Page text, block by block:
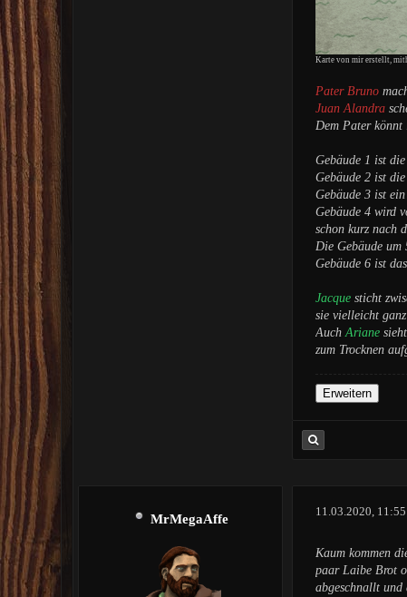
Karte von mir erstellt,
Pater Bruno
Juan Alandra
Dem Pater könnt
Gebäude 1 ist
Gebäude 2 ist die
Gebäude 3 ist
Gebäude 4 wird
schon kurz nach
Die Gebäude um
Gebäude 6 ist
Jacque sticht
sie vielleicht
Auch Ariane
zum Trocknen
MrMegaAffe 11.03.2020,
Kaum kommen
paar Laibe Brot
abgeschnallt und